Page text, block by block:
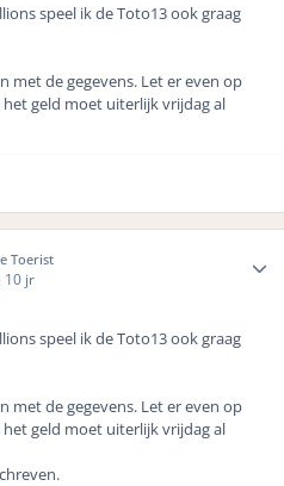
speel ik de Toto13 ook graag
met de gegevens. Let er even op
geld moet uiterlijk vrijdag al
Toerist
10 jr
speel ik de Toto13 ook graag
met de gegevens. Let er even op
geld moet uiterlijk vrijdag al